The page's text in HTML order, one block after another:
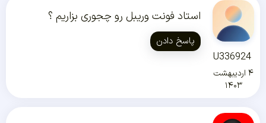
U336924
۴ اردیبهشت
۱۴۰۳
استاد فونت وریبل رو چجوری بزاریم ؟
پاسخ دادن